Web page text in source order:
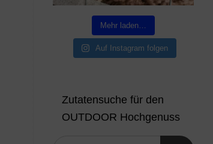
Mehr laden…
Auf Instagram folgen
Zutatensuche für den
OUTDOOR Hochgenuss